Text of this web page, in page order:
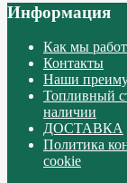
Информация
Как мы
Контакты
Наши
Топливный
наличии
ДОСТАВКА
Политика
cookie